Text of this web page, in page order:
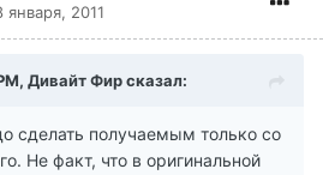
января, 2011
Дивайт Фир сказал:
сделать получаемым только со
Не факт, что в оригинальной